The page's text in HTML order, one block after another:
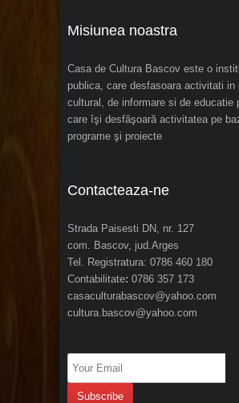
Misiunea noastra
Casa de Cultura Bascov este o
publica, care desfasoara activitati in
cultural, de informare si de educatie
care îşi desfăşoară activitatea pe
programe şi proiecte
Contacteaza-ne
Strada Paisesti DN, nr. 127
com. Bascov, jud.Arges
Tel. Registratura: 0786 460
Contabilitate: 0786 357 173
casaculturabascov@yahoo.com
cultura.bascov@yahoo.com